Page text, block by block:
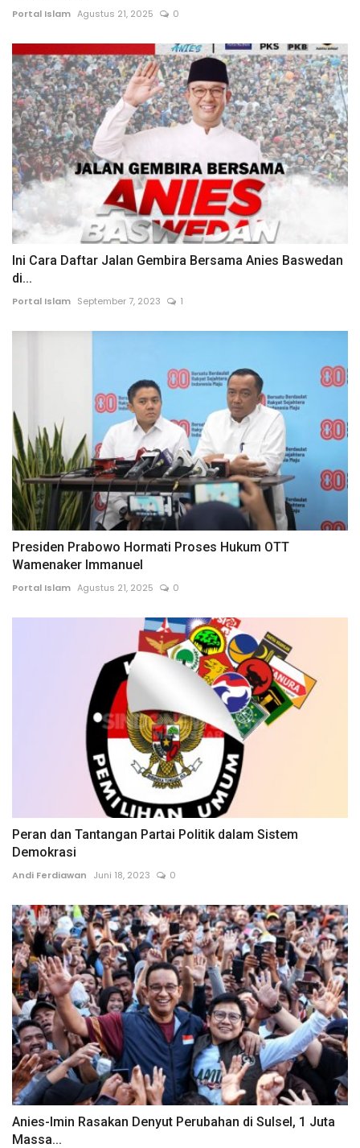
Portal Islam Agustus 21, 2025 0
Ini Cara Daftar Jalan Gembira Bersama Anies Baswedan
di...
Portal Islam September 7, 2023 1
Presiden Prabowo Hormati Proses Hukum OTT
Wamenaker Immanuel
Portal Islam Agustus 21, 2025 0
Peran dan Tantangan Partai Politik dalam Sistem
Demokrasi
Andi Ferdiawan Juni 18, 2023 0
Anies-Imin Rasakan Denyut Perubahan di Sulsel, 1 Juta
Massa...